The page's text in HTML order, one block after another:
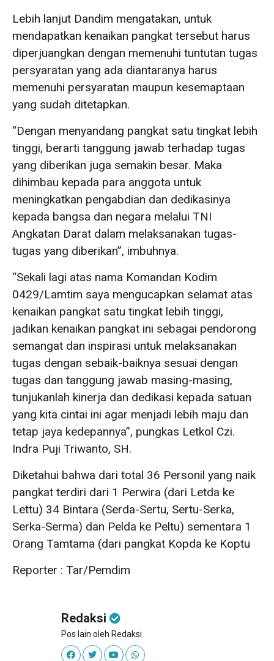
Lebih lanjut Dandim mengatakan, untuk
mendapatkan kenaikan pangkat tersebut harus
diperjuangkan dengan memenuhi tuntutan tugas
persyaratan yang ada diantaranya harus
memenuhi persyaratan maupun kesemaptaan
yang sudah ditetapkan.
“Dengan menyandang pangkat satu tingkat lebih
tinggi, berarti tanggung jawab terhadap tugas
yang diberikan juga semakin besar. Maka
dihimbau kepada para anggota untuk
meningkatkan pengabdian dan dedikasinya
kepada bangsa dan negara melalui TNI
Angkatan Darat dalam melaksanakan tugas-
tugas yang diberikan”, imbuhnya.
“Sekali lagi atas nama Komandan Kodim
0429/Lamtim saya mengucapkan selamat atas
kenaikan pangkat satu tingkat lebih tinggi,
jadikan kenaikan pangkat ini sebagai pendorong
semangat dan inspirasi untuk melaksanakan
tugas dengan sebaik-baiknya sesuai dengan
tugas dan tanggung jawab masing-masing,
tunjukanlah kinerja dan dedikasi kepada satuan
yang kita cintai ini agar menjadi lebih maju dan
tetap jaya kedepannya”, pungkas Letkol Czi.
Indra Puji Triwanto, SH.
Diketahui bahwa dari total 36 Personil yang naik
pangkat terdiri dari 1 Perwira (dari Letda ke
Lettu) 34 Bintara (Serda-Sertu, Sertu-Serka,
Serka-Serma) dan Pelda ke Peltu) sementara 1
Orang Tamtama (dari pangkat Kopda ke Koptu
Reporter : Tar/Pemdim
Redaksi
Pos lain oleh Redaksi